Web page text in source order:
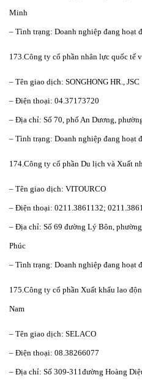
Minh
– Tình trạng: Doanh nghiệp đang hoạt
173.Công ty cổ phần nhân lực quốc tế
– Tên giao dịch: SONGHONG HR., JSC
– Điện thoại: 04.37173720
– Địa chỉ: Số 70, phố An Dương,
– Tình trạng: Doanh nghiệp đang hoạt
174.Công ty cổ phần Du lịch và Xuất
– Tên giao dịch: VITOURCO
– Điện thoại: 0211.3861132;
– Địa chỉ: Số 69 đường Lý Bôn,
Phúc
– Tình trạng: Doanh nghiệp đang hoạt
175.Công ty cổ phần Xuất khẩu lao
Nam
– Tên giao dịch: SELACO
– Điện thoại: 08.38266077
– Địa chỉ: Số 309-311đường Hoàng